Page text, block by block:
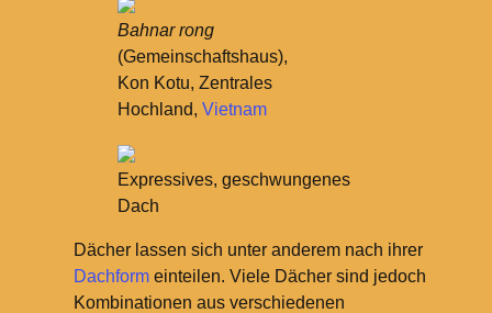
Bahnar rong
(Gemeinschaftshaus),
Kon Kotu, Zentrales
Hochland, Vietnam
Expressives, geschwungenes
Dach
Dächer lassen sich unter anderem nach ihrer
Dachformeinteilen. Viele Dächer sind jedoch
Kombinationen aus verschiedenen